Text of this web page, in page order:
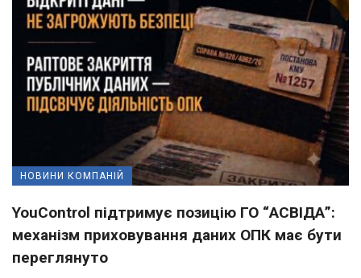
НОВИНИ КОМПАНІЙ
YouControl підтримує позицію ГО “АСВІДА”:
механізм приховування даних ОПК має бути
переглянуто